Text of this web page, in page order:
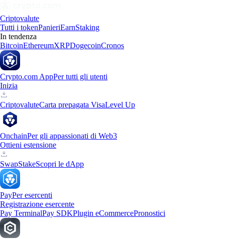
Criptovalute
Tutti i tokenPanieriEarnStaking
In tendenza
BitcoinEthereumXRPDogecoinCronos
Crypto.com AppPer tutti gli utenti
Inizia
CriptovaluteCarta prepagata VisaLevel Up
OnchainPer gli appassionati di Web3
Ottieni estensione
SwapStakeScopri le dApp
PayPer esercenti
Registrazione esercente
Pay TerminalPay SDKPlugin eCommercePronostici